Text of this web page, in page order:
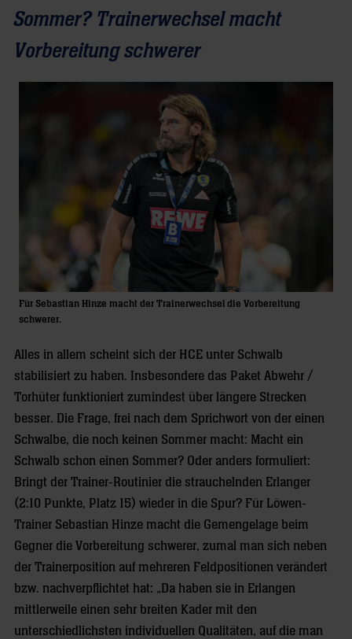
Sommer? Trainerwechsel macht
Vorbereitung schwerer
Für Sebastian Hinze macht der Trainerwechsel die Vorbereitung
schwerer.
Alles in allem scheint sich der HCE unter Schwalb
stabilisiert zu haben. Insbesondere das Paket Abwehr /
Torhüter funktioniert zumindest über längere Strecken
besser. Die Frage, frei nach dem Sprichwort von der einen
Schwalbe, die noch keinen Sommer macht: Macht ein
Schwalb schon einen Sommer? Oder anders formuliert:
Bringt der Trainer-Routinier die strauchelnden Erlanger
(2:10 Punkte, Platz 15) wieder in die Spur? Für Löwen-
Trainer Sebastian Hinze macht die Gemengelage beim
Gegner die Vorbereitung schwerer, zumal man sich neben
der Trainerposition auf mehreren Feldpositionen verändert
bzw. nachverpflichtet hat: „Da haben sie in Erlangen
mittlerweile einen sehr breiten Kader mit den
unterschiedlichsten individuellen Qualitäten, auf die man